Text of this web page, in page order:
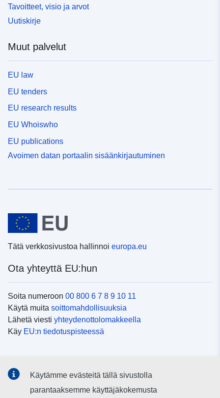
Tavoitteet, visio ja arvot
Uutiskirje
Muut palvelut
EU law
EU tenders
EU research results
EU Whoiswho
EU publications
Avoimen datan portaalin sisäänkirjautuminen
Tätä verkkosivustoa hallinnoi europa.eu
Ota yhteyttä EU:hun
Soita numeroon 00 800 6 7 8 9 10 11
Käytä muita soittomahdollisuuksia
Lähetä viesti yhteydenottolomakkeella
Käy EU:n tiedotuspisteessä
sosiaalisessa mediassa
Käytämme evästeitä tällä sivustolla
parantaaksemme käyttäjäkokemusta